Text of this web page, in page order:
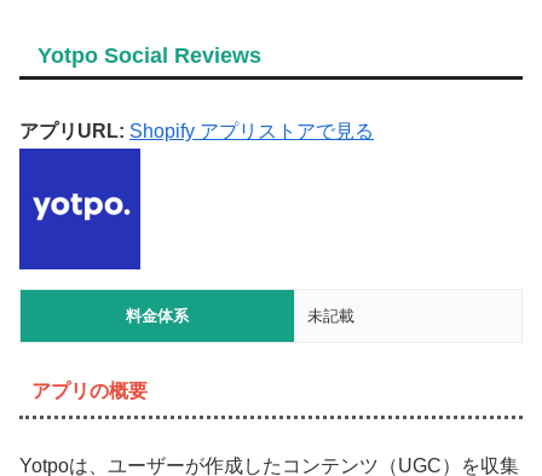
Yotpo Social Reviews
アプリURL: Shopify アプリストアで見る
料金体系 未記載
アプリの概要
Yotpoは、ユーザーが作成したコンテンツ（UGC）を収集